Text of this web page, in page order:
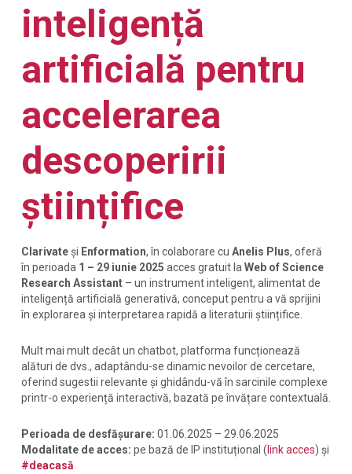
inteligență
artificială pentru
accelerarea
descoperirii
științifice
Clarivateși Enformation, în colaborare cu Anelis Plus, oferă
în perioada 1 – 29 iunie 2025 acces gratuit la Web of Science
Research Assistant– un instrument inteligent, alimentat de
inteligență artificială generativă, conceput pentru a vă sprijini
în explorarea și interpretarea rapidă a literaturii științifice.
Mult mai mult decât un chatbot, platforma funcționează
alături de dvs., adaptându-se dinamic nevoilor de cercetare,
oferind sugestii relevante și ghidându-vă în sarcinile complexe
printr-o experiență interactivă, bazată pe învățare contextuală.
Perioada de desfășurare: 01.06.2025 – 29.06.2025
Modalitate de acces: pe bază de IP instituțional ( link acces) și
#deacasă